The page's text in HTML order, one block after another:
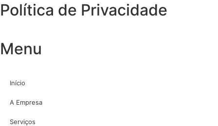
Política de Privacidade
Menu
Início
A Empresa
Serviços